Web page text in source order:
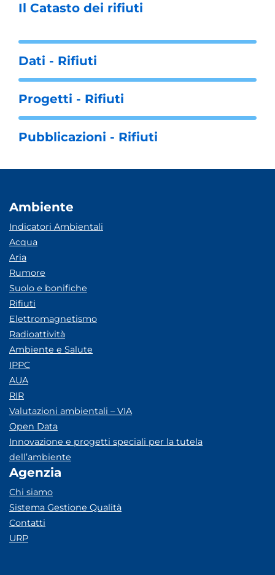
Il Catasto dei rifiuti
Dati - Rifiuti
Progetti - Rifiuti
Pubblicazioni - Rifiuti
Ambiente
Indicatori Ambientali
Acqua
Aria
Rumore
Suolo e bonifiche
Rifiuti
Elettromagnetismo
Radioattività
Ambiente e Salute
IPPC
AUA
RIR
Valutazioni ambientali – VIA
Open Data
Innovazione e progetti speciali per la tutela
dell’ambiente
Agenzia
Chi siamo
Sistema Gestione Qualità
Contatti
URP